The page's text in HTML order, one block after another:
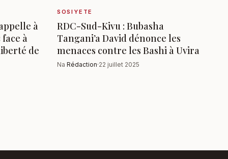
à
à
de
SOSIYETE
RDC-Sud-Kivu : Bubasha
Tangani’a David dénonce les
menaces contre les Bashi à Uvira
Na Rédaction·22 juillet 2025